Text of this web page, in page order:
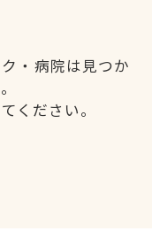
・病院は見つか
ください。